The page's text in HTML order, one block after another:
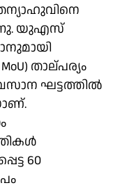
യുഎസ്
താല്പര്യം
ഘട്ടത്തിൽ
60